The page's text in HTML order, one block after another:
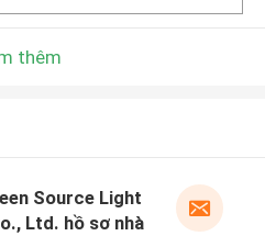
thêm
Source Light
Ltd. hồ sơ nhà